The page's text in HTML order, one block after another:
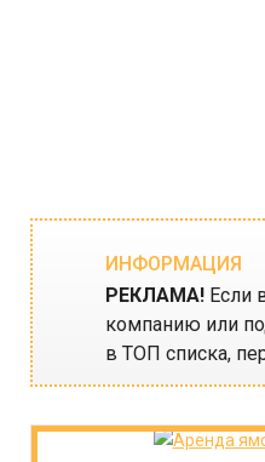
ИНФОРМАЦИЯ
РЕКЛАМА! Если
компанию или
в ТОП списка,